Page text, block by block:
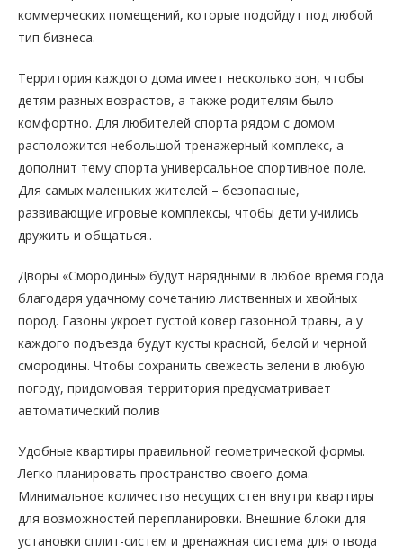
коммерческих помещений, которые подойдут под любой
тип бизнеса.
Территория каждого дома имеет несколько зон, чтобы
детям разных возрастов, а также родителям было
комфортно. Для любителей спорта рядом с домом
расположится небольшой тренажерный комплекс, а
дополнит тему спорта универсальное спортивное поле.
Для самых маленьких жителей – безопасные,
развивающие игровые комплексы, чтобы дети учились
дружить и общаться..
Дворы «Смородины» будут нарядными в любое время года
благодаря удачному сочетанию лиственных и хвойных
пород. Газоны укроет густой ковер газонной травы, а у
каждого подъезда будут кусты красной, белой и черной
смородины. Чтобы сохранить свежесть зелени в любую
погоду, придомовая территория предусматривает
автоматический полив
Удобные квартиры правильной геометрической формы.
Легко планировать пространство своего дома.
Минимальное количество несущих стен внутри квартиры
для возможностей перепланировки. Внешние блоки для
установки сплит-систем и дренажная система для отвода